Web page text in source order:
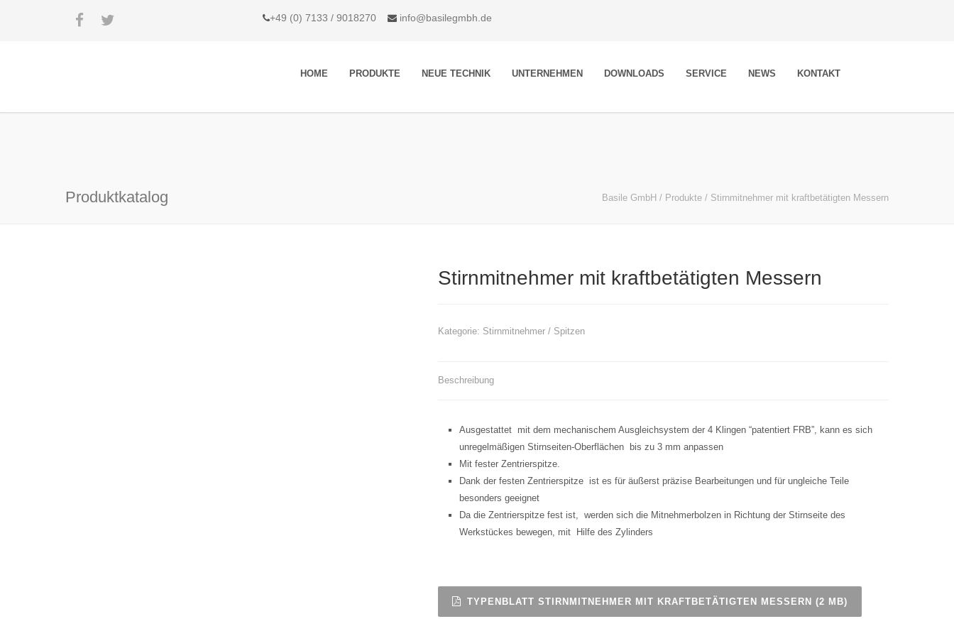
+49 (0) 7133 / 9018270 info@basilegmbh.de
HOME PRODUKTE NEUE TECHNIK UNTERNEHMEN DOWNLOADS SERVICE NEWS KONTAKT
Produktkatalog Basile GmbH / Produkte / Stirnmitnehmer mit kraftbetätigten Messern
Stirnmitnehmer mit kraftbetätigten Messern
Kategorie: Stirnmitnehmer / Spitzen
Beschreibung
Ausgestattet mit dem mechanischem Ausgleichsystem der 4 Klingen “patentiert FRB”, kann es sich
unregelmäßigen Stirnseiten-Oberflächen bis zu 3 mm anpassen
Mit fester Zentrierspitze.
Dank der festen Zentrierspitze ist es für äußerst präzise Bearbeitungen und für ungleiche Teile
besonders geeignet
Da die Zentrierspitze fest ist, werden sich die Mitnehmerbolzen in Richtung der Stirnseite des
Werkstückes bewegen, mit Hilfe des Zylinders
TYPENBLATT STIRNMITNEHMER MIT KRAFTBETÄTIGTEN MESSERN (2 MB)